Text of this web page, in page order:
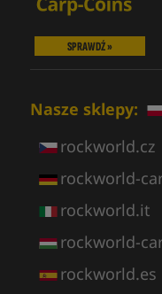
SPRAWDŹ »
Nasze sklepy:
rockworld.cz
rockworld-
rockworld.it
rockworld-
rockworld.es